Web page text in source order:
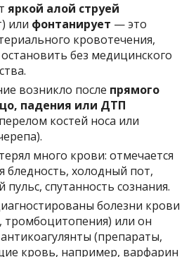
яркой алой струей
или фонтанирует — это
кровотечения,
без медицинского
возникло после прямого
падения или ДТП
костей носа или
много крови: отмечается
бледность, холодный пот,
спутанность сознания.
болезни крови
тромбоцитопения) или он
(препараты,
кровь, например, варфарин